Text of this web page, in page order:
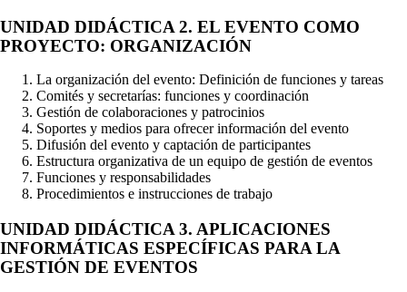
UNIDAD DIDÁCTICA 2. EL EVENTO COMO
PROYECTO: ORGANIZACIÓN
La organización del evento: Definición de funciones y tareas
Comités y secretarías: funciones y coordinación
Gestión de colaboraciones y patrocinios
Soportes y medios para ofrecer información del evento
Difusión del evento y captación de participantes
Estructura organizativa de un equipo de gestión de eventos
Funciones y responsabilidades
Procedimientos e instrucciones de trabajo
UNIDAD DIDÁCTICA 3. APLICACIONES
INFORMÁTICAS ESPECÍFICAS PARA LA
GESTIÓN DE EVENTOS